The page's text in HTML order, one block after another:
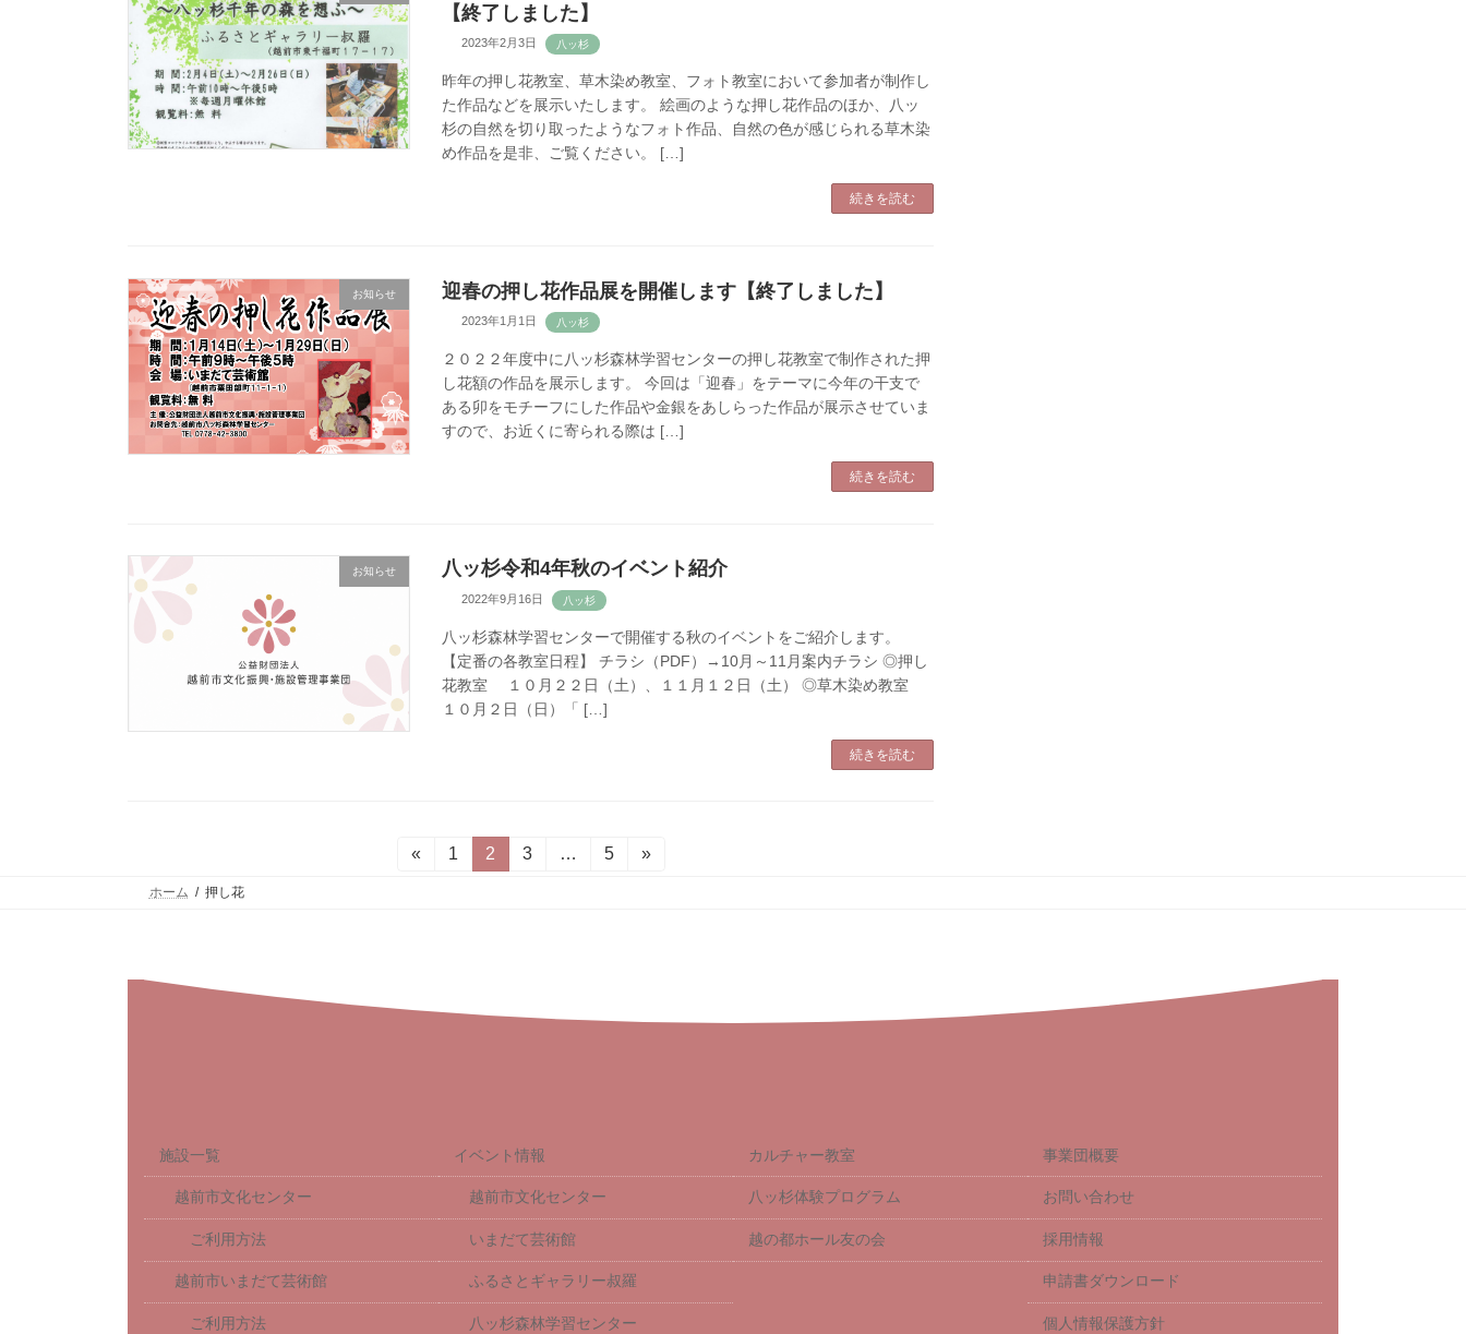
【終了しました】
2023年2月3日
昨年の押し花教室、草木染め教室、フォト教室において参加者が制作し
た作品などを展示いたします。 絵画のような押し花作品のほか、八ッ
杉の自然を切り取ったようなフォト作品、自然の色が感じられる草木染
め作品を是非、ご覧ください。 […]
続きを読む
お知らせ 迎春の押し花作品展を開催します【終了しました】
2023年1月1日
２０２２年度中に八ッ杉森林学習センターの押し花教室で制作された押
し花額の作品を展示します。 今回は「迎春」をテーマに今年の干支で
ある卯をモチーフにした作品や金銀をあしらった作品が展示させていま
すので、お近くに寄られる際は […]
続きを読む
お知らせ 八ッ杉令和4年秋のイベント紹介
2022年9月16日
八ッ杉森林学習センターで開催する秋のイベントをご紹介します。
【定番の各教室日程】 チラシ（PDF）→10月～11月案内チラシ ◎押し
花教室 １０月２２日（土）、１１月１２日（土） ◎草木染め教室
１０月２日（日）「 […]
続きを読む
稿
ペ
«
固
1
固
定
2
固
3 …
固
5 »
ホーム 押し花
施設一覧
越前市文化センター
ご利用方法
越前市いまだて芸術館
ご利用方法
イベント情報
越前市文化センター
いまだて芸術館
ふるさとギャラリー叔羅
八ッ杉森林学習センター
カルチャー教室
八ッ杉体験プログラム
越の都ホール友の会
事業団概要
お問い合わせ
採用情報
申請書ダウンロード
個人情報保護方針